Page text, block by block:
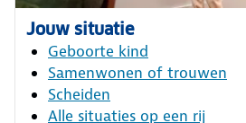
Jouw situatie
Geboorte kind
Samenwonen of trouwen
Scheiden
Alle situaties op een rij